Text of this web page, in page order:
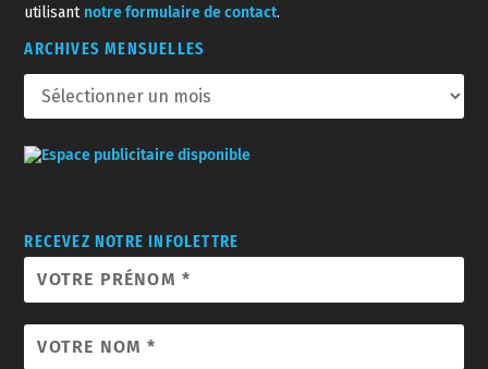
utilisant notre formulaire de contact.
ARCHIVES MENSUELLES
RECEVEZ NOTRE INFOLETTRE